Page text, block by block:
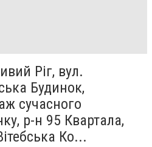
Ріг, вул.
Будинок,
сучасного
р-н 95 Квартала,
Ко...